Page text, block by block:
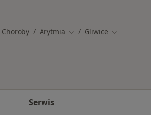
Choroby Arytmia Zmień miasto
Gliwice Zmień
Serwis